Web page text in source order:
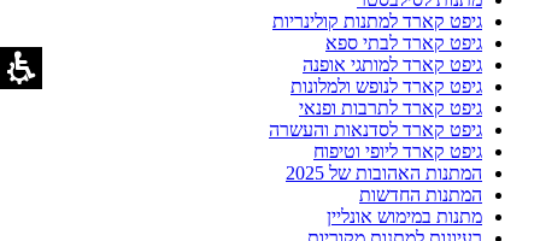
גיפט קארד למתנות קולינריות
גיפט קארד לבתי ספא
גיפט קארד למותגי אופנה
גיפט קארד לנופש ולמלונות
גיפט קארד לתרבות ופנאי
גיפט קארד לסדנאות והעשרה
גיפט קארד ליופי וטיפוח
המתנות האהובות של 2025
המתנות החדשות
מתנות במימוש אונליין